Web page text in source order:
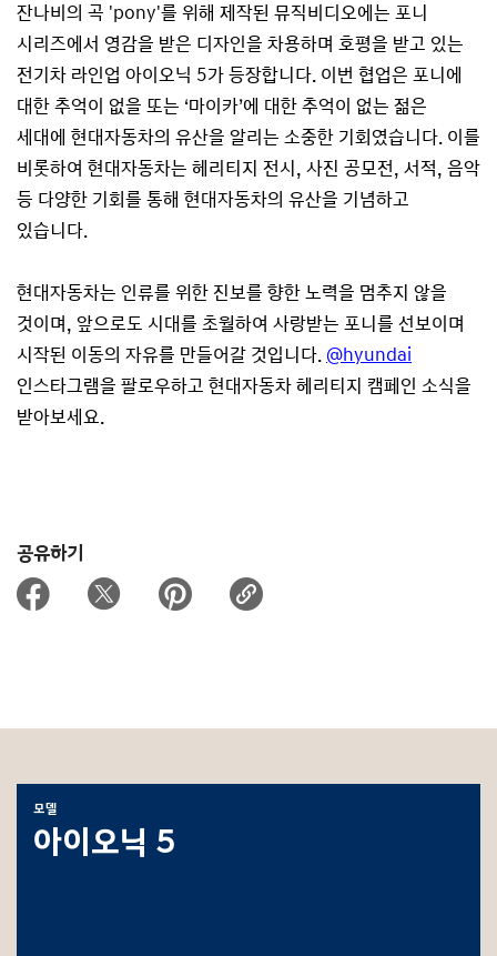
잔나비의 곡 'pony'를 위해 제작된 뮤직비디오에는 포니
시리즈에서 영감을 받은 디자인을 차용하며 호평을 받고 있는
전기차 라인업 아이오닉 5가 등장합니다. 이번 협업은 포니에
대한 추억이 없을 또는 ‘마이카’에 대한 추억이 없는 젊은
세대에 현대자동차의 유산을 알리는 소중한 기회였습니다. 이를
비롯하여 현대자동차는 헤리티지 전시, 사진 공모전, 서적, 음악
등 다양한 기회를 통해 현대자동차의 유산을 기념하고
있습니다.
현대자동차는 인류를 위한 진보를 향한 노력을 멈추지 않을
것이며, 앞으로도 시대를 초월하여 사랑받는 포니를 선보이며
시작된 이동의 자유를 만들어갈 것입니다. @hyundai
인스타그램을 팔로우하고 현대자동차 헤리티지 캠페인 소식을
받아보세요.
공유하기
모델
아이오닉 5